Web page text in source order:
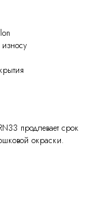
износу
продлевает срок
окраски.